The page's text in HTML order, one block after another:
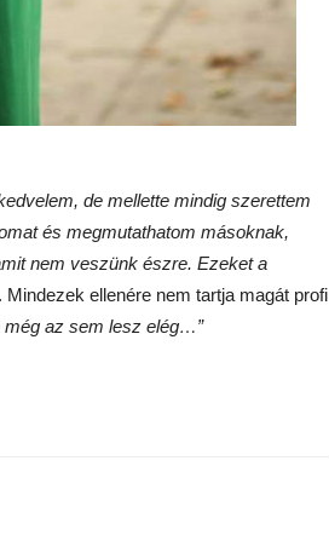
de mellette mindig szerettem
és megmutathatom másoknak,
nem veszünk észre. Ezeket a
ellenére nem tartja magát profi
még az sem lesz elég…”